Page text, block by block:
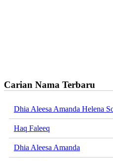
Carian Nama Terbaru
Dhia Aleesa Amanda Helena
Haq Faleeq
Dhia Aleesa Amanda